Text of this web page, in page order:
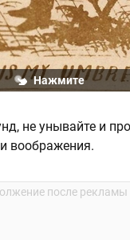
Нажмите
не унывайте и
воображения.